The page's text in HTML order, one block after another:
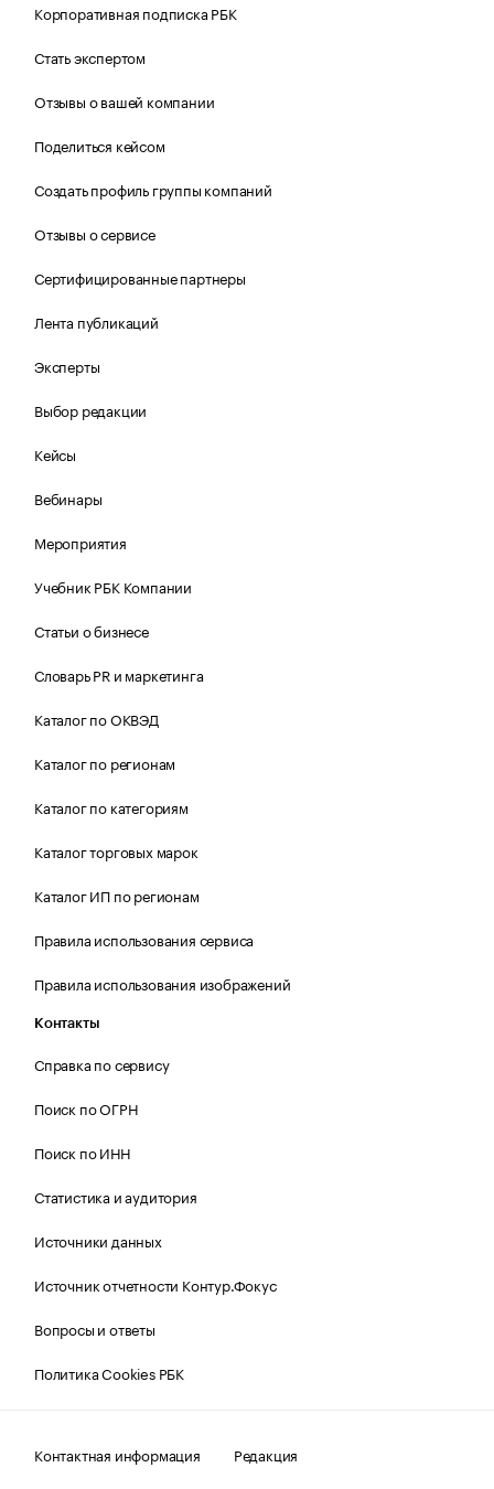
Корпоративная подписка РБК
Стать экспертом
Отзывы о вашей компании
Поделиться кейсом
Создать профиль группы компаний
Отзывы о сервисе
Сертифицированные партнеры
Лента публикаций
Эксперты
Выбор редакции
Кейсы
Вебинары
Мероприятия
Учебник РБК Компании
Статьи о бизнесе
Словарь PR и маркетинга
Каталог по ОКВЭД
Каталог по регионам
Каталог по категориям
Каталог торговых марок
Каталог ИП по регионам
Правила использования сервиса
Правила использования изображений
Контакты
Справка по сервису
Поиск по ОГРН
Поиск по ИНН
Статистика и аудитория
Источники данных
Источник отчетности Контур.Фокус
Вопросы и ответы
Политика Cookies РБК
Контактная информация
Редакция